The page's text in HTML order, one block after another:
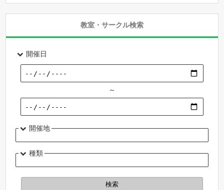
教室・サークル検索
開催日
～
開催地
種類